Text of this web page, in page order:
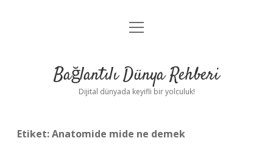
Anasayfa
Yasal Uyarı
menüyü
Bağlantılı Dünya Rehberi
Dijital dünyada keyifli bir yolculuk!
Etiket:Anatomide mide ne demek